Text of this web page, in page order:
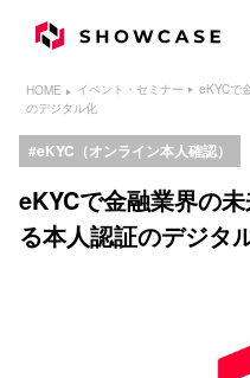
HOME イベント・セミナー
eKYCで
のデジタル化
eKYC（オンライン本人確認）
eKYCで金融業界の
る本人認証のデジタ